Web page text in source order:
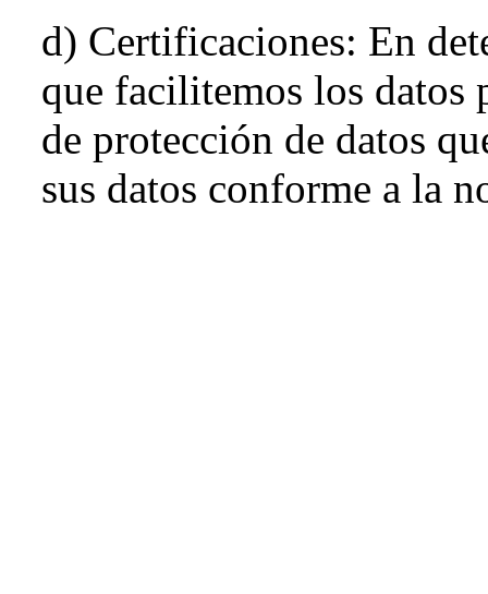
d) Certificaciones: En
que facilitemos los datos
de protección de datos
sus datos conforme a la